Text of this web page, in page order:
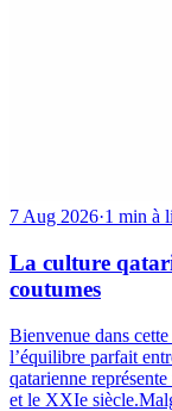
7 Aug 2026·1 min à
La culture
coutumes
Bienvenue dans
l’équilibre parfait
qatarienne
et le XXIe